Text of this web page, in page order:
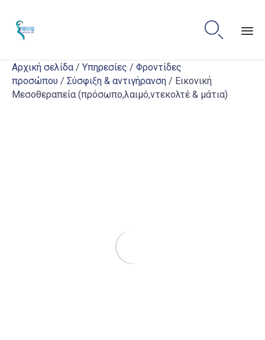

Αρχική σελίδα / Υπηρεσίες / Φροντίδες
προσώπου / Σύσφιξη & αντιγήρανση / Εικονική
Μεσοθεραπεία (πρόσωπο,λαιμό,ντεκολτέ & μάτια)